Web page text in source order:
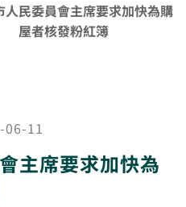
人民委員會主席要求加快為購
屋者核發粉紅簿
06-11
主席要求加快為